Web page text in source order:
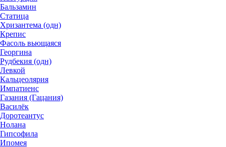
Бальзамин
Статица
Хризантема (одн)
Крепис
Фасоль вьющаяся
Георгина
Рудбекия (одн)
Левкой
Кальцеолярия
Импатиенс
Газания (Гацания)
Василёк
Доротеантус
Нолана
Гипсофила
Ипомея